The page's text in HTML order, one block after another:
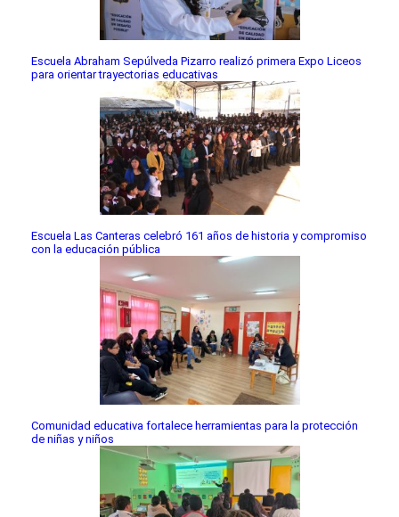
Escuela Abraham Sepúlveda Pizarro realizó primera Expo Liceos
para orientar trayectorias educativas
Escuela Las Canteras celebró 161 años de historia y compromiso
con la educación pública
Comunidad educativa fortalece herramientas para la protección
de niñas y niños